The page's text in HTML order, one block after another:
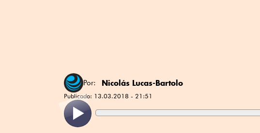
Por: Nicolás Lucas-Bartolo
Publicado: 13.03.2018 - 21:51